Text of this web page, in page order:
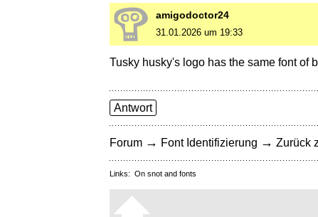
amigodoctor24
31.01.2026 um 19:33
Tusky husky's logo has the same font of
Antwort
Forum → Font Identifizierung → Zurück
Links: On snot and fonts